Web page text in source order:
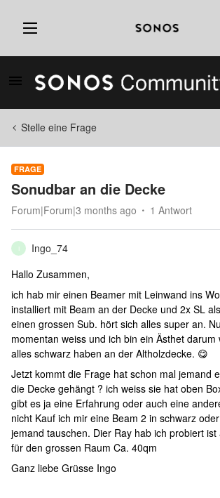
Stelle eine Frage
FRAGE
Sonudbar an die Decke
Forum|Forum|3 months ago 1 Antwort
Ingo_74
Hallo Zusammen,
ich hab mir einen Beamer mit Leinwand ins
installiert mit Beam an der Decke und 2x SL
einen grossen Sub. hört sich alles super an.
momentan weiss und ich bin ein Ästhet
alles schwarz haben an der Altholzdecke. 😋
Jetzt kommt die Frage hat schon mal jemand
die Decke gehängt ? ich weiss sie hat oben
gibt es ja eine Erfahrung oder auch eine
nicht Kauf ich mir eine Beam 2 in schwarz
jemand tauschen. Dier Ray hab ich probiert ist
für den grossen Raum Ca. 40qm
Ganz liebe Grüsse Ingo